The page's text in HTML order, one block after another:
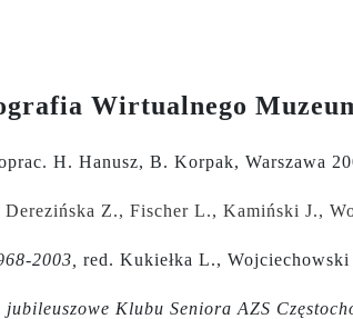
Wirtualnego
H. Hanusz, B. Korpak, Warszawa
Z., Fischer L., Kamiński J.,
2003, red. Kukiełka L.,
Klubu Seniora AZS